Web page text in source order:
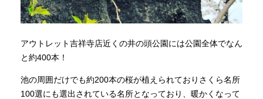
アウトレット吉祥寺店近くの井の頭公園には公園全体でなん
と約400本！
池の周囲だけでも約200本の桜が植えられておりさくら名所
100選にも選出されている名所となっており、暖かくなって